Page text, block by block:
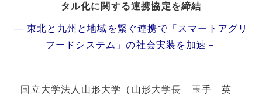
タル化に関する連携協定を締結
― 東北と九州と地域を繋ぐ連携で「スマートアグリ
フードシステム」の社会実装を加速－
国立大学法人山形大学（山形大学長 玉手 英